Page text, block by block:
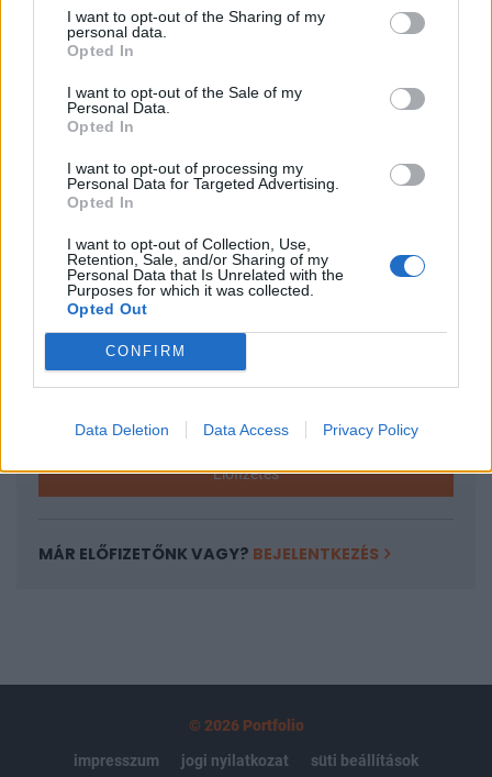
I want to opt-out of the Sharing of my
personal data.
Opted In
I want to opt-out of the Sale of my
Personal Data.
Opted In
I want to opt-out of processing my
Personal Data for Targeted Advertising.
Opted In
I want to opt-out of Collection, Use,
Retention, Sale, and/or Sharing of my
Personal Data that Is Unrelated with the
Purposes for which it was collected.
Opted Out
CONFIRM
Data Deletion Data Access Privacy Policy
rendszerességgel tudunk befizetni. A megtakarításra a
betéti kamatok (1-3%) mellett az állam 30 százalékos éves
forint. A felvett összeget csak lakásvásárlásra, felújításra
lehet elkölteni. A megtakarítást...
KEDVES OLVASÓNK!
A keresett cikk a portfolio.hu hírarchívumához
tartozik, melynek olvasása előfizetéses
regisztrációhoz kötött.
Az előfizetés a következőket tartalmazza:
Portfolio.hu teljes cikkarchívum
Kötéslisták: BÉT elmúlt 2 év napon belüli
Előfizetés
MÁR ELŐFIZETŐNK VAGY? BEJELENTKEZÉS
© 2026 Portfolio
impresszum
jogi nyilatkozat süti beállítások